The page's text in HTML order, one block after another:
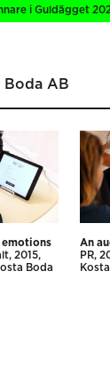
i Guldägget
Boda AB
emotions
2015
Boda
An
PR